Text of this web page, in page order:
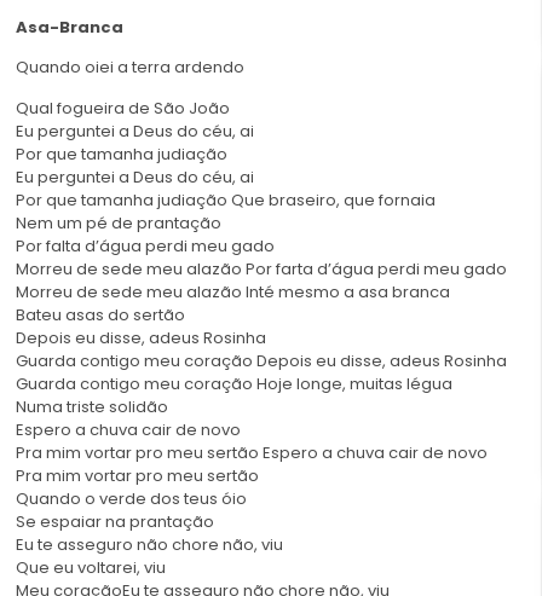
Asa-Branca
Quando oiei a terra ardendo
Qual fogueira de São João
Eu perguntei a Deus do céu, ai
Por que tamanha judiação
Eu perguntei a Deus do céu, ai
Por que tamanha judiação Que braseiro, que fornaia
Nem um pé de prantação
Por falta d’água perdi meu gado
Morreu de sede meu alazão Por farta d’água perdi meu gado
Morreu de sede meu alazão Inté mesmo a asa branca
Bateu asas do sertão
Depois eu disse, adeus Rosinha
Guarda contigo meu coração Depois eu disse, adeus Rosinha
Guarda contigo meu coração Hoje longe, muitas légua
Numa triste solidão
Espero a chuva cair de novo
Pra mim vortar pro meu sertão Espero a chuva cair de novo
Pra mim vortar pro meu sertão
Quando o verde dos teus óio
Se espaiar na prantação
Eu te asseguro não chore não, viu
Que eu voltarei, viu
Meu coraçãoEu te asseguro não chore não, viu